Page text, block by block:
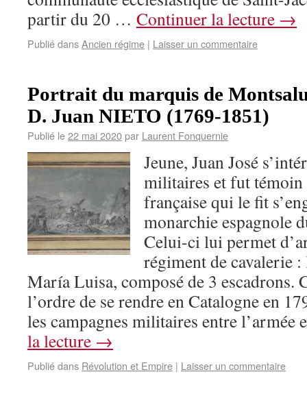
partir du 20 … Continuer la lecture →
Publié dansAncien régime | Laisser un commentaire
Portrait du marquis de
D. Juan NIETO (1769-1851)
Publié le22 mai 2020par Laurent Fonquernie
Jeune, Juan José
militaires et fut
française qui le fit
monarchie espagnole
Celui-ci lui permet
régiment de cavalerie
María Luisa, composé de 3 escadrons.
l’ordre de se rendre en Catalogne en
les campagnes militaires entre
la lecture →
Publié dans Révolution et Empire | Laisser un commentaire